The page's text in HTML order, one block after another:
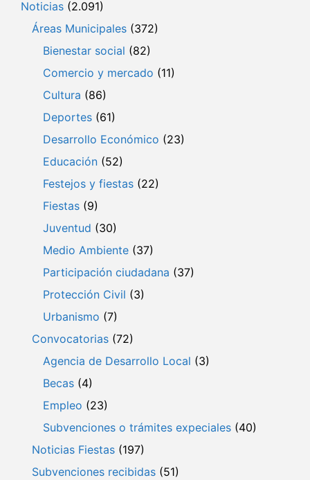
Noticias (2.091)
Áreas Municipales (372)
Bienestar social (82)
Comercio y mercado (11)
Cultura (86)
Deportes (61)
Desarrollo Económico (23)
Educación (52)
Festejos y fiestas (22)
Fiestas (9)
Juventud (30)
Medio Ambiente (37)
Participación ciudadana (37)
Protección Civil (3)
Urbanismo (7)
Convocatorias (72)
Agencia de Desarrollo Local (3)
Becas (4)
Empleo (23)
Subvenciones o trámites expeciales (40)
Noticias Fiestas (197)
Subvenciones recibidas (51)